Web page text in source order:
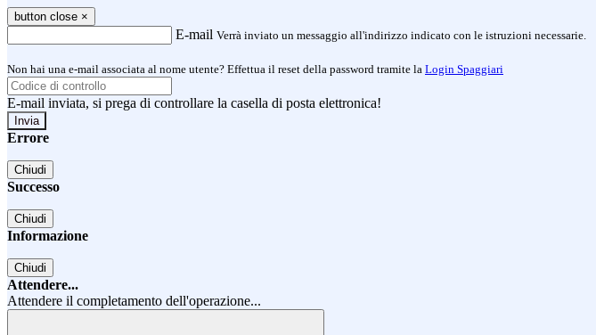
button close ×
E-mail Verrà inviato un messaggio all'indirizzo indicato con le istruzioni necessarie.
Non hai una e-mail associata al nome utente? Effettua il reset della password tramite la Login Spaggiari
E-mail inviata, si prega di controllare la casella di posta elettronica!
Errore
Chiudi
Successo
Chiudi
Informazione
Chiudi
Attendere...
Attendere il completamento dell'operazione...